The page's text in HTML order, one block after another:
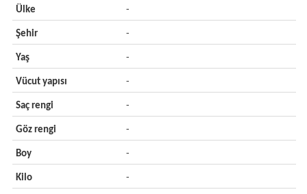
Ülke -
Şehir -
Yaş -
Vücut yapısı -
Saç rengi -
Göz rengi -
Boy -
Kilo -